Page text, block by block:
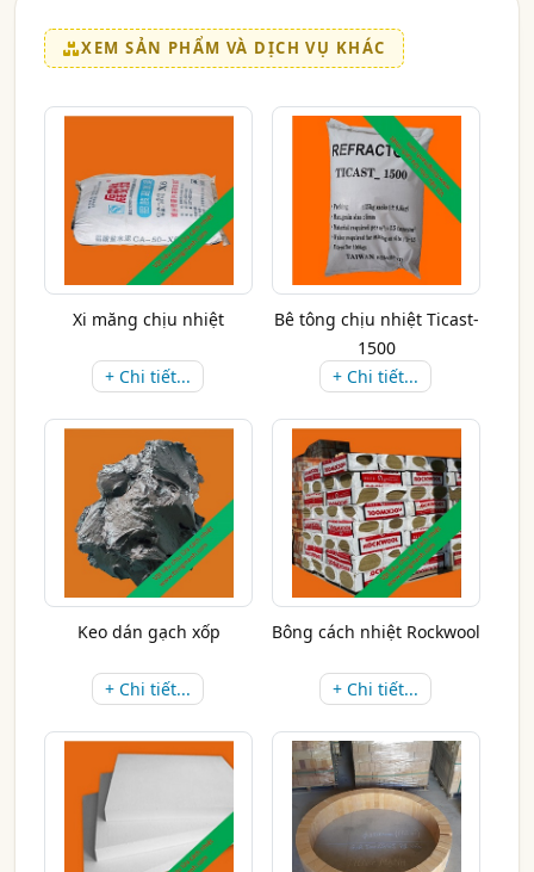
XEM SẢN PHẨM VÀ DỊCH VỤ KHÁC
Xi măng chịu nhiệt
+ Chi tiết...
Bê tông chịu nhiệt Ticast-
1500
+ Chi tiết...
Keo dán gạch xốp
+ Chi tiết...
Bông cách nhiệt Rockwool
+ Chi tiết...